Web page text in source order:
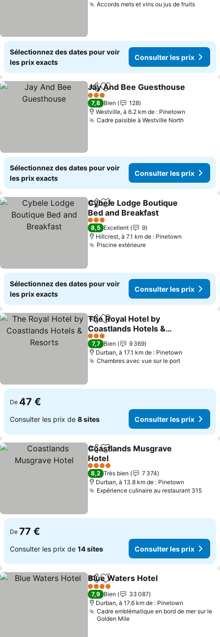
Accords mets et vins ou jus de fruits
Sélectionnez des dates pour voir
les prix exacts
Consulter les prix
PartagerAjouter à mes favoris
Jay And Bee Guesthouse
3 Étoiles
7,8 Bien
128
Westville, à 6.2 km de : Pinetown
Cadre paisible à Westville North
Sélectionnez des dates pour voir
les prix exacts
Consulter les prix
PartagerAjouter à mes favoris
Cybele Lodge Boutique
Bed and Breakfast
3 Étoiles
8,5 Excellent
9
Hillcrest, à 7.1 km de : Pinetown
Piscine extérieure
Sélectionnez des dates pour voir
les prix exacts
Consulter les prix
PartagerAjouter à mes favoris
The Royal Hotel by
Coastlands Hotels &
Resorts
3 Étoiles
7,7 Bien
9 369
Durban, à 17.1 km de : Pinetown
Chambres avec vue sur le port
De 47 €
Consulter les prix de 8 sites Consulter les prix
PartagerAjouter à mes favoris
Coastlands Musgrave
Hotel
4 Étoiles
8,2 Très bien
7 374
Durban, à 13.8 km de : Pinetown
Expérience culinaire au restaurant 315
De 77 €
Consulter les prix de 14 sites Consulter les prix
PartagerAjouter à mes favoris
Blue Waters Hotel
4 Étoiles
7,9 Bien
33 087
Durban, à 17.6 km de : Pinetown
Cadre emblématique en bord de mer sur le
Golden Mile